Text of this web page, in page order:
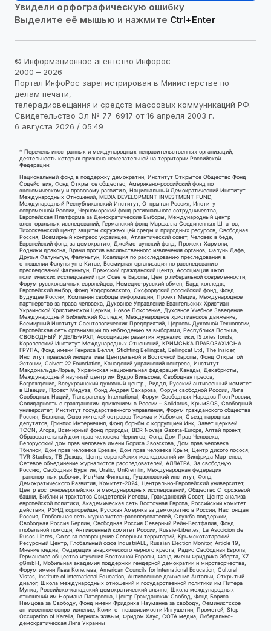
Увидели орфографическую ошибку
Выделите её мышью и нажмите Ctrl+Enter
© Информационное агентство Инфорос
2000 – 2026
Портал ИнфоРос зарегистрирован в Министерстве по
делам печати,
телерадиовещания и средств массовых коммуникаций РФ.
Свидетельство Эл № 77-6917 от 16 апреля 2003 г.
6 августа 2026 / 05:49